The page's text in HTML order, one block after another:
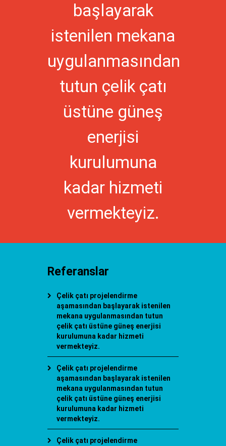
başlayarak
istenilen mekana
uygulanmasından
tutun çelik çatı
üstüne güneş
enerjisi
kurulumuna
kadar hizmeti
vermekteyiz.
Referanslar
Çelik çatı projelendirme
aşamasından başlayarak istenilen
mekana uygulanmasından tutun
çelik çatı üstüne güneş enerjisi
kurulumuna kadar hizmeti
vermekteyiz.
Çelik çatı projelendirme
aşamasından başlayarak istenilen
mekana uygulanmasından tutun
çelik çatı üstüne güneş enerjisi
kurulumuna kadar hizmeti
vermekteyiz.
Çelik çatı projelendirme